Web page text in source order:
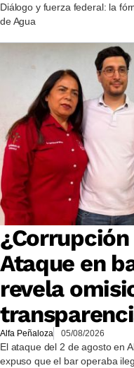
Diálogo y fuerza federal: la
de Agua
¿Corrupción
Ataque en
revela
Alfa Peñaloza 05/08/2026
El ataque del 2 de agosto en
expuso que el bar operaba